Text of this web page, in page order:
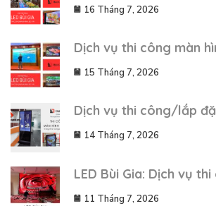
16 Tháng 7, 2026
Dịch vụ thi công màn
15 Tháng 7, 2026
Dịch vụ thi công/lắp
14 Tháng 7, 2026
LED Bùi Gia: Dịch vụ thi
11 Tháng 7, 2026